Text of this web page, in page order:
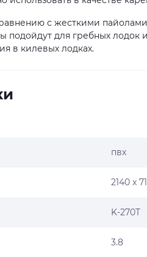
с жесткими пайолами
подойдут для гребных лодок и
в килевых лодках.
пвх
2140 x
K-270T
3.8